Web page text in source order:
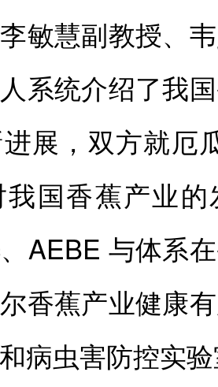
敏慧副教授、
系统介绍了我
展，双方就厄
国香蕉产业
AEBE 与体系
香蕉产业健康
病虫害防控实